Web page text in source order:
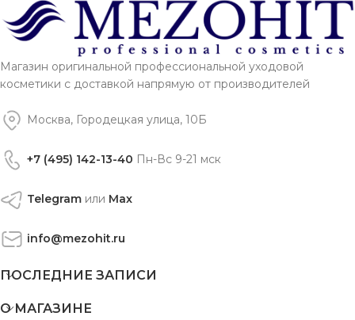
Магазин оригинальной профессиональной уходовой
косметики с доставкой напрямую от производителей
Москва, Городецкая улица, 10Б
+7 (495) 142-13-40 Пн-Вс 9-21 мск
Telegram или Max
info@mezohit.ru
ПОСЛЕДНИЕ ЗАПИСИ
О МАГАЗИНЕ